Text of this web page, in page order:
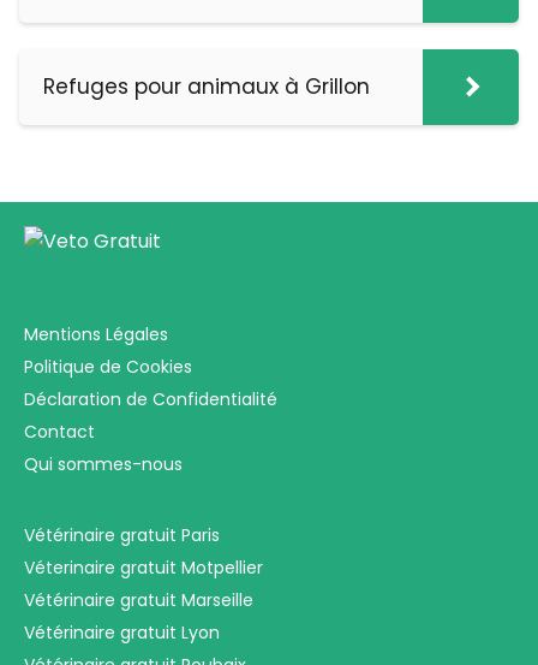
Refuges pour animaux à Grillon
Mentions Légales
Politique de Cookies
Déclaration de Confidentialité
Contact
Qui sommes-nous
Vétérinaire gratuit Paris
Véterinaire gratuit Motpellier
Vétérinaire gratuit Marseille
Vétérinaire gratuit Lyon